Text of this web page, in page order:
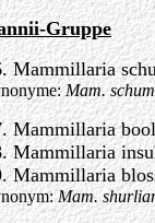
Gruppe
Mammillaria
Mam.
Mammillaria
Mammillaria
Mammillaria
Mam.